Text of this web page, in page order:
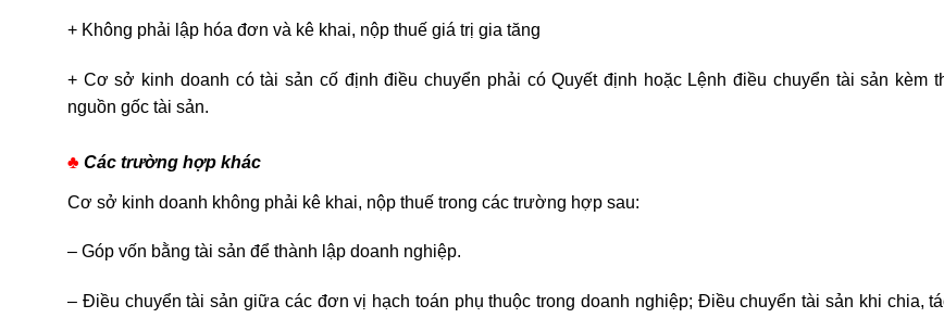
+ Không phải lập hóa đơn và kê khai, nộp thuế giá trị gia tăng
+ Cơ sở kinh doanh có tài sản cố định điều chuyển phải có Quyết định hoặc Lệnh điều chuyển tài sản kèm
nguồn gốc tài sản.
♣ Các trường hợp khác
Cơ sở kinh doanh không phải kê khai, nộp thuế trong các trường hợp sau:
– Góp vốn bằng tài sản để thành lập doanh nghiệp.
– Điều chuyển tài sản giữa các đơn vị hạch toán phụ thuộc trong doanh nghiệp; Điều chuyển tài sản khi chia,